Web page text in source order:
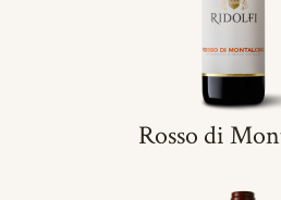
Rosso di